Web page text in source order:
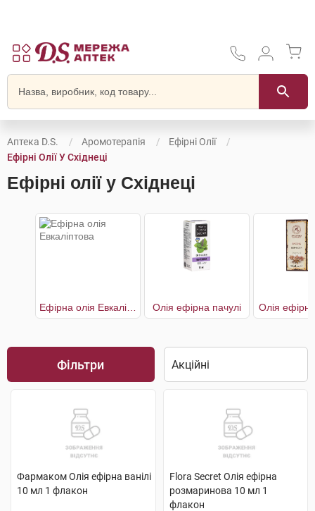
Аптека D.S. Аромотерапія
Ефірні Олії
Ефірні Олії У Східнеці
Ефірні олії у Східнеці
Олія eфірна пачулі Олія
Фільтри
Фармаком Олія ефірна ванілі
10 мл 1 флакон
Flora Secret Олія ефірна
розмаринова 10 мл 1
флакон